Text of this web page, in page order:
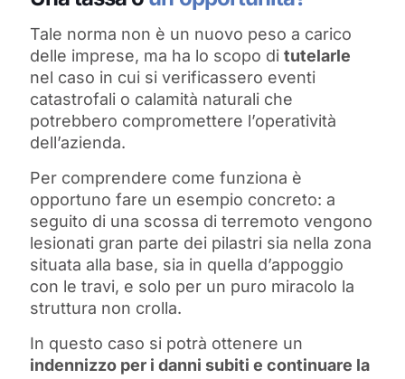
Tale norma non è un nuovo peso a carico
delle imprese, ma ha lo scopo di tutelarle
nel caso in cui si verificassero eventi
catastrofali o calamità naturali che
potrebbero compromettere l’operatività
dell’azienda.
Per comprendere come funziona è
opportuno fare un esempio concreto: a
seguito di una scossa di terremoto vengono
lesionati gran parte dei pilastri sia nella zona
situata alla base, sia in quella d’appoggio
con le travi, e solo per un puro miracolo la
struttura non crolla.
In questo caso si potrà ottenere un
indennizzo per i danni subiti e continuare la